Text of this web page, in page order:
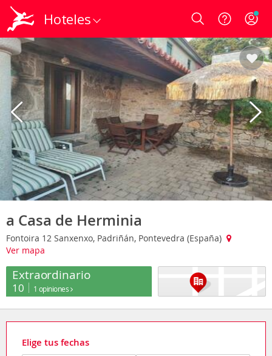
Hoteles Login
a Casa de Herminia
Fontoira 12 Sanxenxo, Padriñán, Pontevedra (España)
Ver mapa
Extraordinario
10 1 opiniones
Elige tus fechas